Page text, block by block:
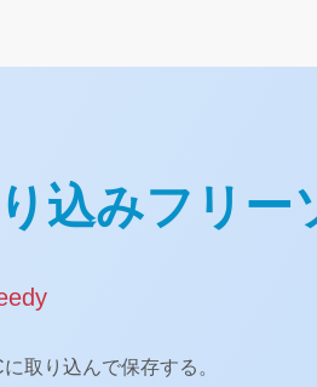
込みフリー
取り込んで保存する。